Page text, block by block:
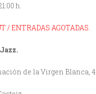
h.
/ ENTRADAS AGOTADAS.
de la Virgen Blanca, 4.